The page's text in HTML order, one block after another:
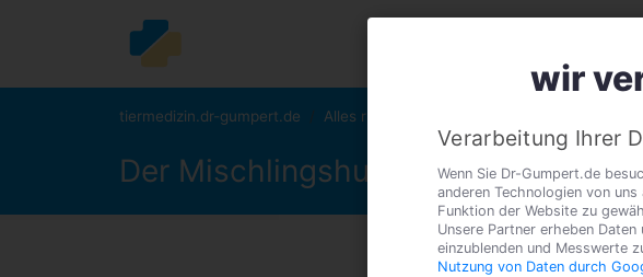
tiermedizin.dr-gumpert.de Alles rund um den Hund
Der Mischlingshund
wir
Verarbeitung Ihrer
Wenn Sie Dr-Gumpert.de
anderen Technologien von
Funktion der Website zu
Unsere Partner erheben
einzublenden und Messwerte
Nutzung von Daten durch